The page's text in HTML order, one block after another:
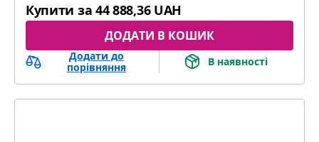
Купити за 44 888,36 UAH
ДОДАТИ В КОШИК
Додати до
порівняння
В наявності